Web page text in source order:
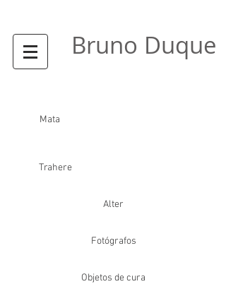
Bruno Duque
Mata
Trahere
Alter
Fotógrafos
Objetos de cura